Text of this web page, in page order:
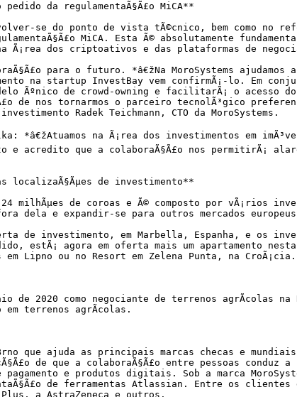
da regulamentaÃ§Ã£o MiCA**
se do ponto de vista tÃ©cnico, bem como no
MiCA. Esta Ã© absolutamente
Ã¡rea dos criptoativos e das plataformas de
para o futuro. *â€žNa MoroSystems
na startup InvestBay vem confirmÃ¡-lo. Em
Ãºnico de crowd-owning e facilitarÃ¡ o acesso
de nos tornarmos o parceiro tecnolÃ³gico
Radek Teichmann, CTO da MoroSystems.
*â€žAtuamos na Ã¡rea dos investimentos em
e acredito que a colaboraÃ§Ã£o nos permitirÃ¡
localizaÃ§Ãµes de investimento**
milhÃµes de coroas e Ã© composto por vÃ¡rios
dela e expandir-se para outros mercados
de investimento, em Marbella, Espanha, e os
estÃ¡ agora em oferta mais um apartamento
Lipno ou no Resort em Zelena Punta, na CroÃ¡cia.
de 2020 como negociante de terrenos agrÃ­colas
em terrenos agrÃ­colas.
que ajuda as principais marcas checas e
de que a colaboraÃ§Ã£o entre pessoas
e produtos digitais. Sob a marca
de ferramentas Atlassian. Entre os clientes
a AstraZeneca e outros.